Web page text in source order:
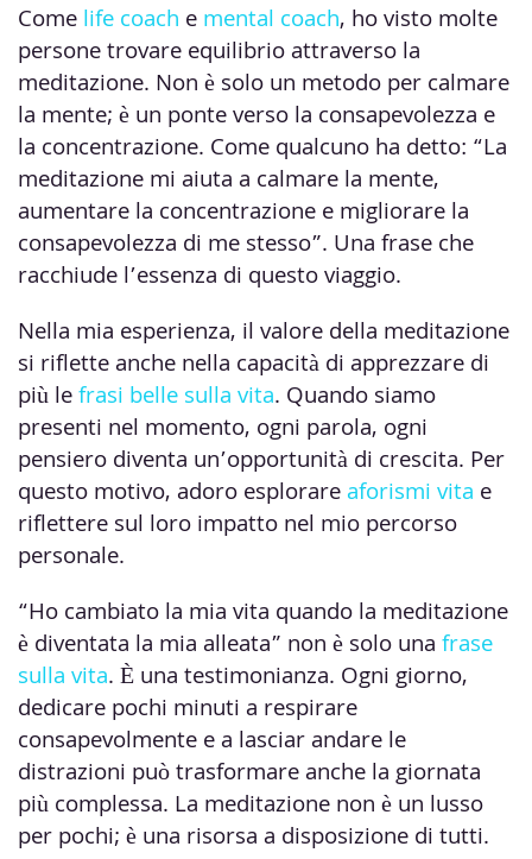
Comelife coach emental coach, ho visto molte
persone trovare equilibrio attraverso la
meditazione. Non è solo un metodo per calmare
la mente; è un ponte verso la consapevolezza e
la concentrazione. Come qualcuno ha detto: “La
meditazione mi aiuta a calmare la mente,
aumentare la concentrazione e migliorare la
consapevolezza di me stesso”. Una frase che
racchiude l’essenza di questo viaggio.
Nella mia esperienza, il valore della meditazione
si riflette anche nella capacità di apprezzare di
più lefrasi belle sulla vita. Quando siamo
presenti nel momento, ogni parola, ogni
pensiero diventa un’opportunità di crescita. Per
questo motivo, adoro esplorareaforismi vita e
riflettere sul loro impatto nel mio percorso
personale.
“Ho cambiato la mia vita quando la meditazione
è diventata la mia alleata” non è solo unafrase
sulla vita. È una testimonianza. Ogni giorno,
dedicare pochi minuti a respirare
consapevolmente e a lasciar andare le
distrazioni può trasformare anche la giornata
più complessa. La meditazione non è un lusso
per pochi; è una risorsa a disposizione di tutti.